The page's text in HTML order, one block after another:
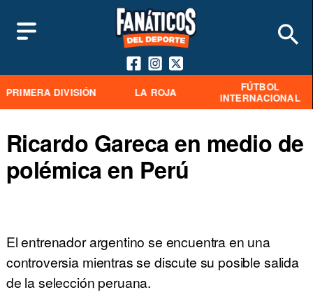
PRIMERA DIVISIÓN LA ROJA
FÚTBOL
INTERNACIONAL
Ricardo Gareca en medio de
polémica en Perú
El entrenador argentino se encuentra en una
controversia mientras se discute su posible salida
de la selección peruana.